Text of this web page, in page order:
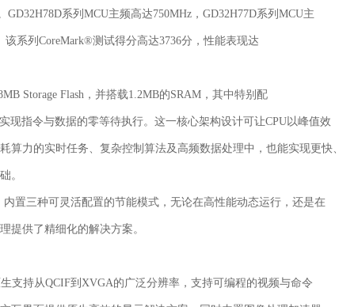
系列MCU主频高达750MHz，GD32H77D系列MCU主
系列CoreMark®测试得分高达3736分，性能表现达
Storage Flash，并搭载1.2MB的SRAM，其中特别配
现指令与数据的零等待执行。这一核心架构设计可让CPU以峰值效
力的实时任务、复杂控制算法及高频数据处理中，也能实现更快、
。
置三种可灵活配置的节能模式，无论在高性能动态运行，还是在
提供了精细化的解决方案。
持从QCIF到XVGA的广泛分辨率，支持可编程的视频与命令